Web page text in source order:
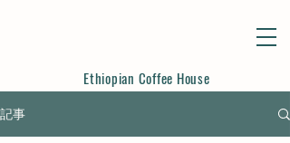
Ethiopian Coffee House
記事